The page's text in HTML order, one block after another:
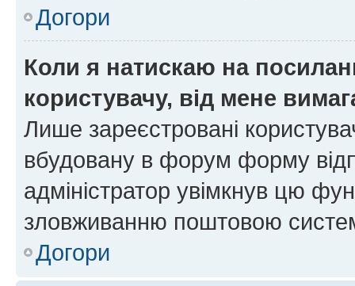
Догори
Коли я натискаю на
користувачу, від мене
Лише зареєстровані
вбудовану в форум форму
адміністратор увімкнув цю
зловживанню поштовою
Догори